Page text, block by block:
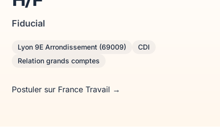
Fiducial
Lyon 9E Arrondissement (69009)
CDI
Relation grands comptes
Postuler sur France Travail →